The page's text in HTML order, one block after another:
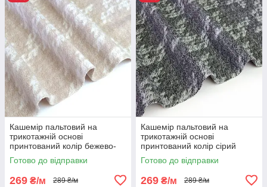
Кашемір пальтовий на
трикотажній основі
принтований колір бежево-
пудровий
Готово до відправки
269 ₴/м 289 ₴/м
Кашемір пальтовий на
трикотажній основі
принтований колір сірий
Готово до відправки
269 ₴/м 289 ₴/м